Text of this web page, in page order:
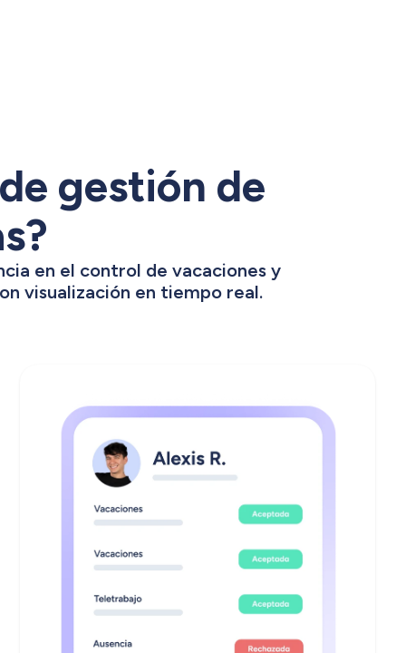
gestión de
en el control de vacaciones y
visualización en tiempo real.